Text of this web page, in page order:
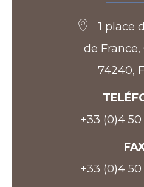
1 place
de France,
74240,
+33 (0)4
+33 (0)4